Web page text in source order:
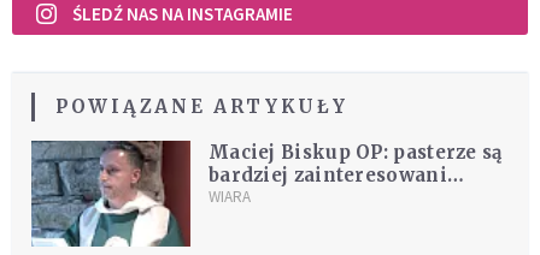
ŚLEDŹ NAS NA INSTAGRAMIE
POWIĄZANE ARTYKUŁY
Maciej Biskup OP: pasterze są
bardziej zainteresowani
ochroną pogańskiej
WIARA